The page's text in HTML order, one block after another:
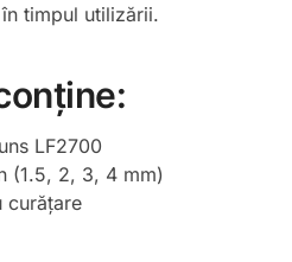
timpul utilizării.
LF2700
(1.5, 2, 3, 4 mm)
curățare